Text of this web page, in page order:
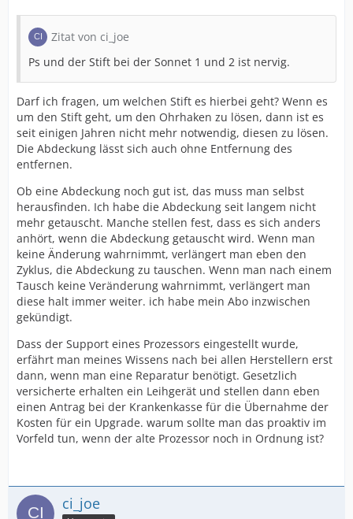
Zitat von ci_joe
Ps und der Stift bei der Sonnet 1 und 2 ist nervig.
Darf ich fragen, um welchen Stift es hierbei geht? Wenn es
um den Stift geht, um den Ohrhaken zu lösen, dann ist es
seit einigen Jahren nicht mehr notwendig, diesen zu lösen.
Die Abdeckung lässt sich auch ohne Entfernung des
entfernen.
Ob eine Abdeckung noch gut ist, das muss man selbst
herausfinden. Ich habe die Abdeckung seit langem nicht
mehr getauscht. Manche stellen fest, dass es sich anders
anhört, wenn die Abdeckung getauscht wird. Wenn man
keine Änderung wahrnimmt, verlängert man eben den
Zyklus, die Abdeckung zu tauschen. Wenn man nach einem
Tausch keine Veränderung wahrnimmt, verlängert man
diese halt immer weiter. ich habe mein Abo inzwischen
gekündigt.
Dass der Support eines Prozessors eingestellt wurde,
erfährt man meines Wissens nach bei allen Herstellern erst
dann, wenn man eine Reparatur benötigt. Gesetzlich
versicherte erhalten ein Leihgerät und stellen dann eben
einen Antrag bei der Krankenkasse für die Übernahme der
Kosten für ein Upgrade. warum sollte man das proaktiv im
Vorfeld tun, wenn der alte Prozessor noch in Ordnung ist?
ci_joe